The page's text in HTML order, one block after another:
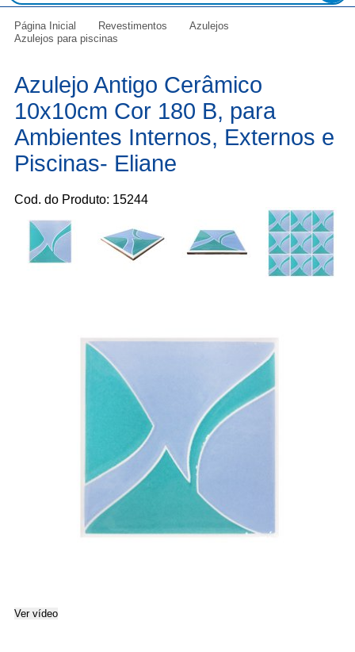
Página Inicial Revestimentos
Azulejos
Azulejos para piscinas
Azulejo Antigo Cerâmico
10x10cm Cor 180 B, para
Ambientes Internos, Externos e
Piscinas- Eliane
Cod. do Produto: 15244
Ver vídeo